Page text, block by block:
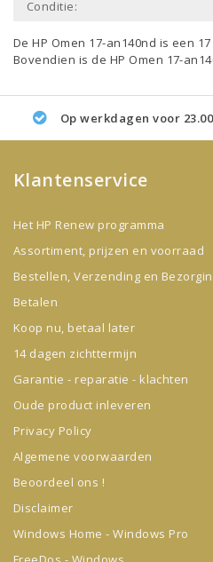
Conditie:
De HP Omen 17-an140nd is een
Bovendien is de HP Omen 17-
Op werkdagen voor
Klantenservice
Het HP Renew programma
Assortiment, prijzen en voorraad
Bestellen, Verzending en
Betalen
Koop nu, betaal later
14 dagen zichttermijn
Garantie - reparatie - klachten
Oude product inleveren
Privacy Policy
Algemene voorwaarden
Beoordeel ons !
Disclaimer
Windows Home - Windows Pro